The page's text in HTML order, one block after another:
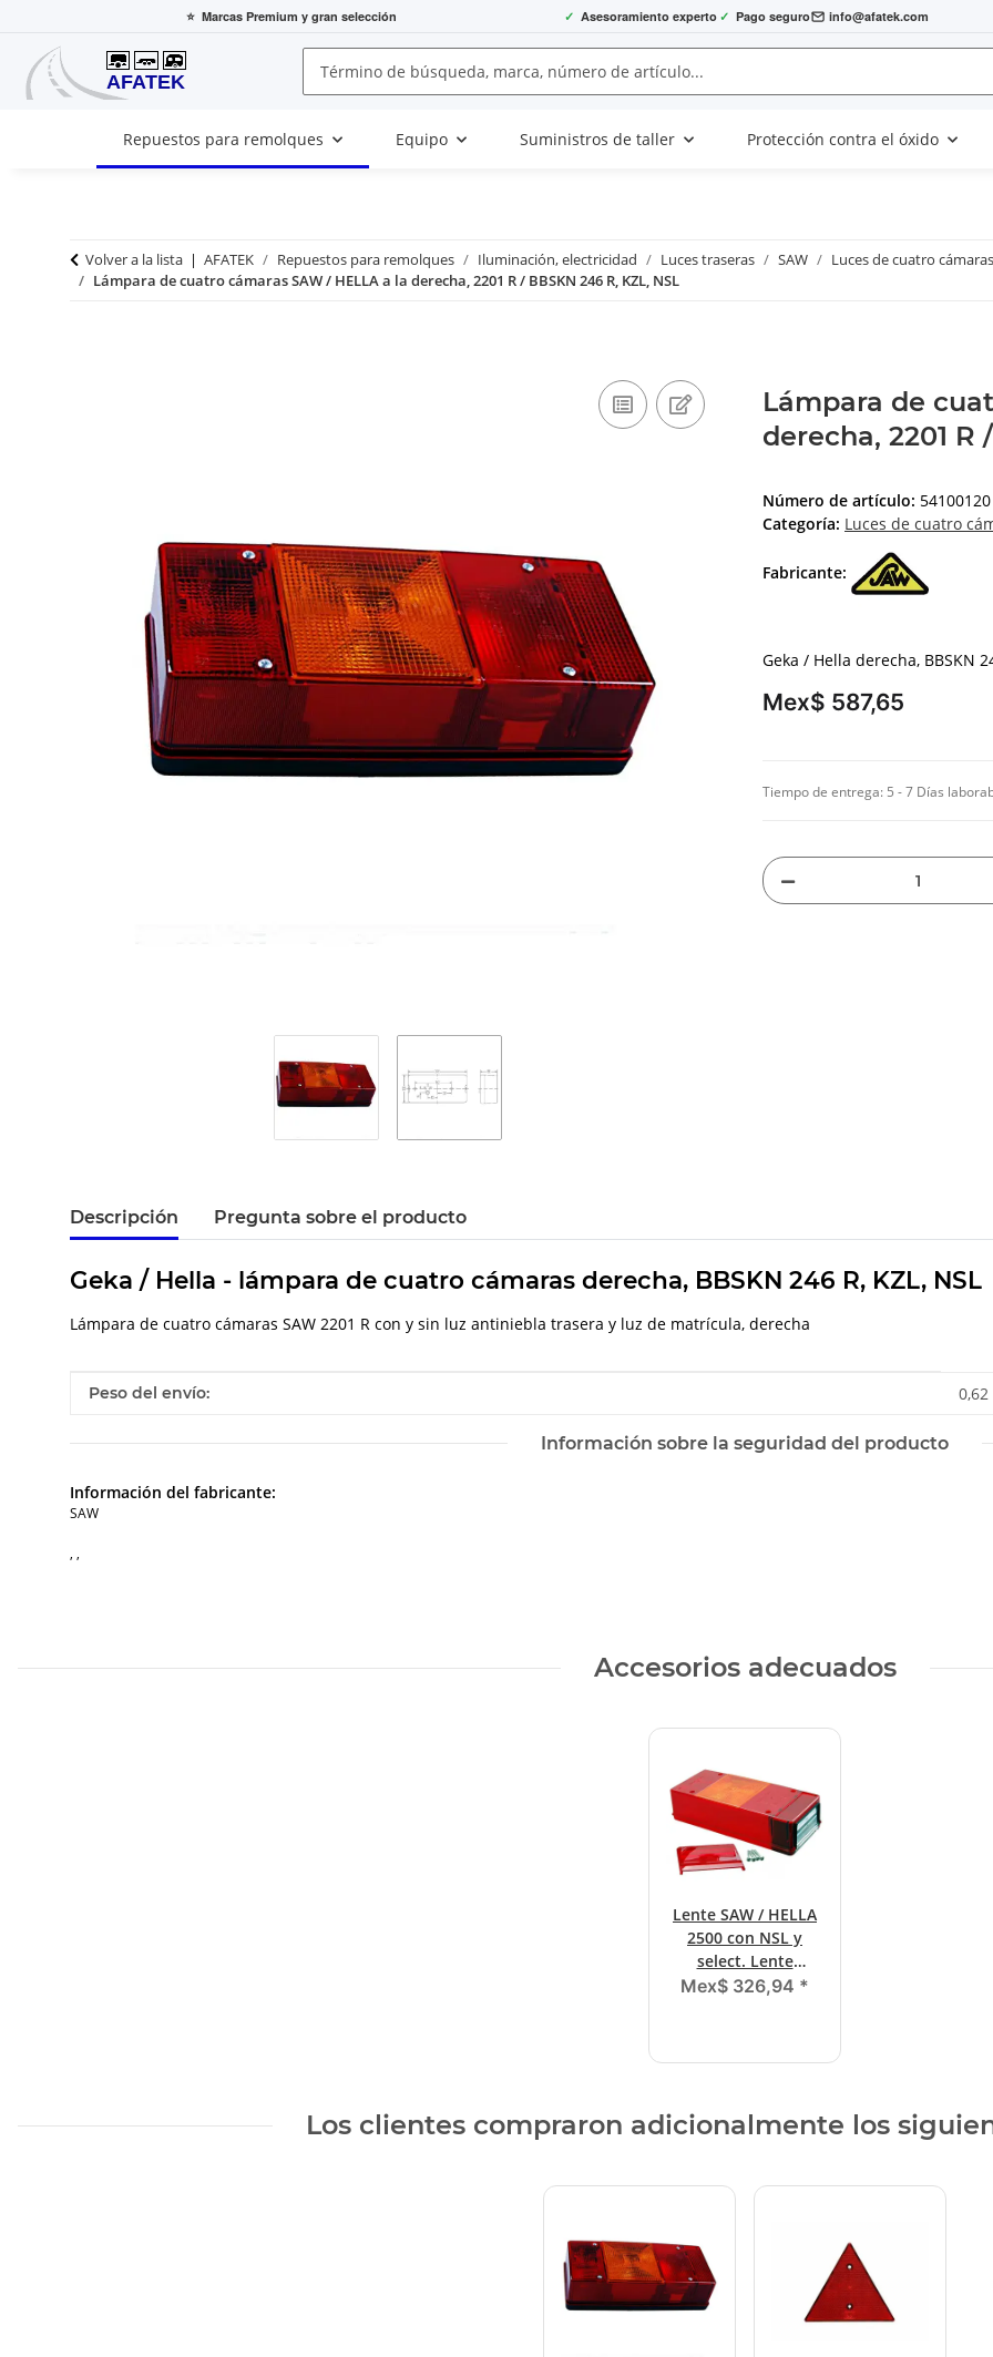
⭐ Marcas Premium y gran selección ✓ Asesoramiento experto ✓ Pago seguro info@afatek.com
Repuestos para remolques Equipo Suministros de taller Protección contra el óxido
Volver a la lista AFATEK Repuestos para remolques Iluminación, electricidad Luces traseras SAW
Luces de cuatro cámaras
Lámpara de cuatro cámaras SAW / HELLA a la derecha, 2201 R / BBSKN 246 R, KZL, NSL
Lámpara de
derecha, 2201 R
Número de artículo: 54100120
Categoría: Luces de cuatro
Fabricante:
Geka / Hella derecha, BBSKN
Mex$ 587,65
Tiempo de entrega: 5 - 7 Días
Descripción Pregunta sobre el producto
Geka / Hella - lámpara de cuatro cámaras derecha, BBSKN 246 R, KZL, NSL
Lámpara de cuatro cámaras SAW 2201 R con y sin luz antiniebla trasera y luz de matrícula, derecha
#productDetails.itemInformation#
#productDetails.itemValue#
Peso del envío: 0,62
Información sobre la seguridad del producto
Información del fabricante:
SAW
, ,
Accesorios adecuados
Lente SAW / HELLA
2500 con NSL y
select. Lente
izquierda / derecha
Mex$ 326,94 *
Los clientes compraron adicionalmente los